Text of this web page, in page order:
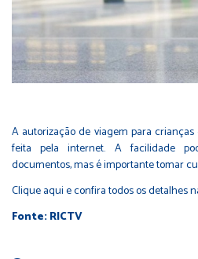
A autorização de viagem para
feita pela internet. A facilidade
documentos, mas é importante tomar
Clique aquie confira todos os detalhes
Fonte: RICTV